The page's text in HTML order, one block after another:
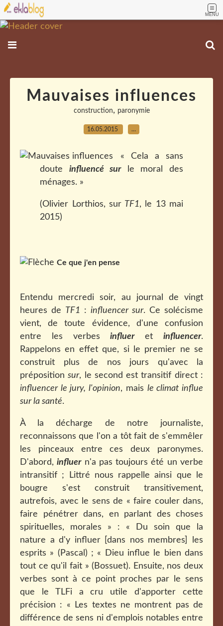
MENU
Mauvaises influences
construction, paronymie
16.05.2015 …
« Cela a sans
doute influencé surle moral des
ménages. »
(Olivier Lorthios, sur TF1, le 13 mai
2015)
Ce que j'en pense
Entendu mercredi soir, au journal de vingt
heures de TF1 : influencer sur. Ce solécisme
vient, de toute évidence, d'une confusion
entre les verbesinflueretinfluencer.
Rappelons en effet que, si le premier ne se
construit plus de nos jours qu'avec la
prépositionsur, le second est transitif direct :
influencer le jury, l'opinion, mais le climat influe
sur la santé.
À la décharge de notre journaliste,
reconnaissons que l'on a tôt fait de s'emmêler
les pinceaux entre ces deux paronymes.
D'abord,influern'a pas toujours été un verbe
intransitif ; Littré nous rappelle ainsi que le
bougre s'est construit transitivement,
autrefois, avec le sens de « faire couler dans,
faire pénétrer dans, en parlant des choses
spirituelles, morales » : « Du soin que la
nature a d'y influer [dans nos membres] les
esprits » (Pascal) ; « Dieu influe le bien dans
tout ce qu'il fait » (Bossuet). Ensuite, nos deux
verbes sont à ce point proches par le sens
que le TLFi a cru utile d'apporter cette
précision : « Les textes ne montrent pas de
différence de sens ni d'emplois notables entre